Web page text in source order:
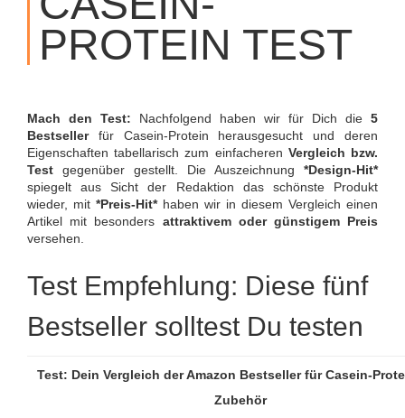
PROTEIN TEST
Mach den Test: Nachfolgend haben wir für Dich die 5
Bestsellerfür Casein-Protein herausgesucht und deren
Eigenschaften tabellarisch zum einfacheren Vergleich bzw.
Test gegenüber gestellt. Die Auszeichnung *Design-Hit*
spiegelt aus Sicht der Redaktion das schönste Produkt
wieder, mit *Preis-Hit*haben wir in diesem Vergleich einen
Artikel mit besonders attraktivem oder günstigem Preis
versehen.
Test Empfehlung: Diese fünf
Bestseller solltest Du testen
Test: Dein Vergleich der Amazon Bestseller für Casein-
Zubehör